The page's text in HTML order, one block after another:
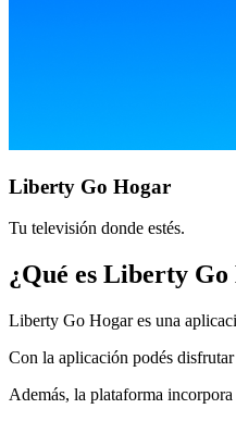
Liberty Go Hogar
Tu televisión donde estés.
¿Qué es Liberty Go
Liberty Go Hogar es una
Con la aplicación podés
Además, la plataforma